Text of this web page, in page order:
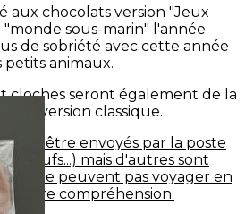
aux chocolats version "Jeux
sous-marin" l'année
de sobriété avec cette année
petits animaux.
cloches seront également de la
leur version classique.
être envoyés par la poste
d'oeufs...) mais d'autres sont
et ne peuvent pas voyager en
votre compréhension.